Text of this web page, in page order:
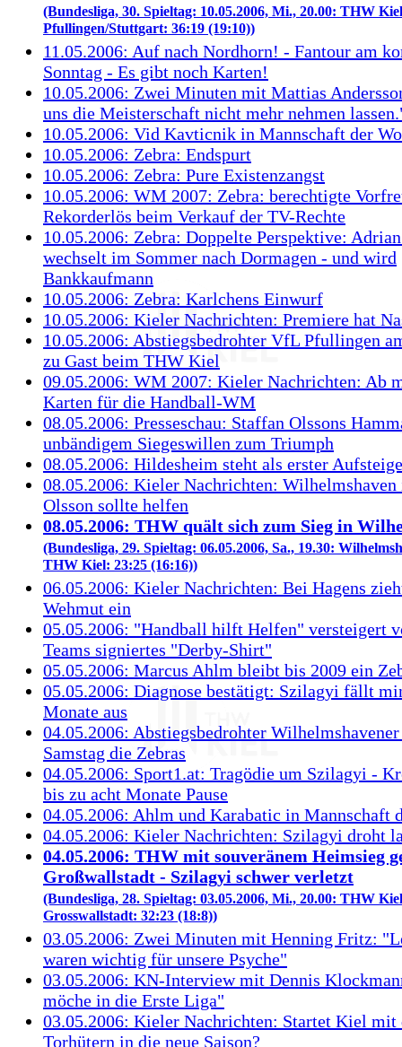
(Bundesliga, 30. Spieltag: 10.05.2006, Mi., 20.00: THW
Pfullingen/Stuttgart: 36:19 (19:10))
11.05.2006: Auf nach Nordhorn! - Fantour am
Sonntag - Es gibt noch Karten!
10.05.2006: Zwei Minuten mit Mattias
uns die Meisterschaft nicht mehr nehmen
10.05.2006: Vid Kavticnik in Mannschaft der
10.05.2006: Zebra: Endspurt
10.05.2006: Zebra: Pure Existenzangst
10.05.2006: WM 2007: Zebra: berechtigte
Rekorderlös beim Verkauf der TV-Rechte
10.05.2006: Zebra: Doppelte Perspektive:
wechselt im Sommer nach Dormagen - und wird
Bankkaufmann
10.05.2006: Zebra: Karlchens Einwurf
10.05.2006: Kieler Nachrichten: Premiere hat
10.05.2006: Abstiegsbedrohter VfL Pfullingen
zu Gast beim THW Kiel
09.05.2006: WM 2007: Kieler Nachrichten: Ab
Karten für die Handball-WM
08.05.2006: Presseschau: Staffan Olssons
unbändigem Siegeswillen zum Triumph
08.05.2006: Hildesheim steht als erster
08.05.2006: Kieler Nachrichten:
Olsson sollte helfen
08.05.2006: THW quält sich zum Sieg in
(Bundesliga, 29. Spieltag: 06.05.2006, Sa., 19.30:
THW Kiel: 23:25 (16:16))
06.05.2006: Kieler Nachrichten: Bei Hagens
Wehmut ein
05.05.2006: "Handball hilft Helfen" versteigert
Teams signiertes "Derby-Shirt"
05.05.2006: Marcus Ahlm bleibt bis 2009 ein
05.05.2006: Diagnose bestätigt: Szilagyi fällt
Monate aus
04.05.2006: Abstiegsbedrohter
Samstag die Zebras
04.05.2006: Sport1.at: Tragödie um Szilagyi -
bis zu acht Monate Pause
04.05.2006: Ahlm und Karabatic in Mannschaft
04.05.2006: Kieler Nachrichten: Szilagyi droht
04.05.2006: THW mit souveränem Heimsieg
Großwallstadt - Szilagyi schwer verletzt
(Bundesliga, 28. Spieltag: 03.05.2006, Mi., 20.00: THW
Grosswallstadt: 32:23 (18:8))
03.05.2006: Zwei Minuten mit Henning Fritz:
waren wichtig für unsere Psyche"
03.05.2006: KN-Interview mit Dennis
möche in die Erste Liga"
03.05.2006: Kieler Nachrichten: Startet Kiel mit
Torhütern in die neue Saison?